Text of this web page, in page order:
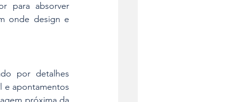
para absorver
onde design e
por detalhes
e apontamentos